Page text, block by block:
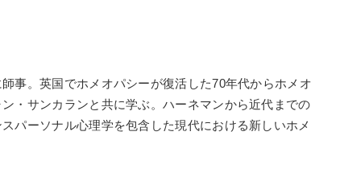
事。英国でホメオパシーが復活した70年代からホメオ
・サンカランと共に学ぶ。ハーネマンから近代までの
パーソナル心理学を包含した現代における新しいホメ